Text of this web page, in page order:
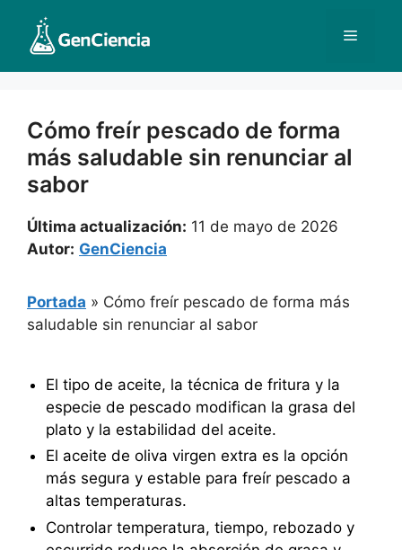
contenido
Menú
Cómo freír pescado de forma
más saludable sin renunciar al
sabor
Última actualización: 11 de mayo de 2026
Autor: GenCiencia
Portada » Cómo freír pescado de forma más
saludable sin renunciar al sabor
El tipo de aceite, la técnica de fritura y la
especie de pescado modifican la grasa del
plato y la estabilidad del aceite.
El aceite de oliva virgen extra es la opción
más segura y estable para freír pescado a
altas temperaturas.
Controlar temperatura, tiempo, rebozado y